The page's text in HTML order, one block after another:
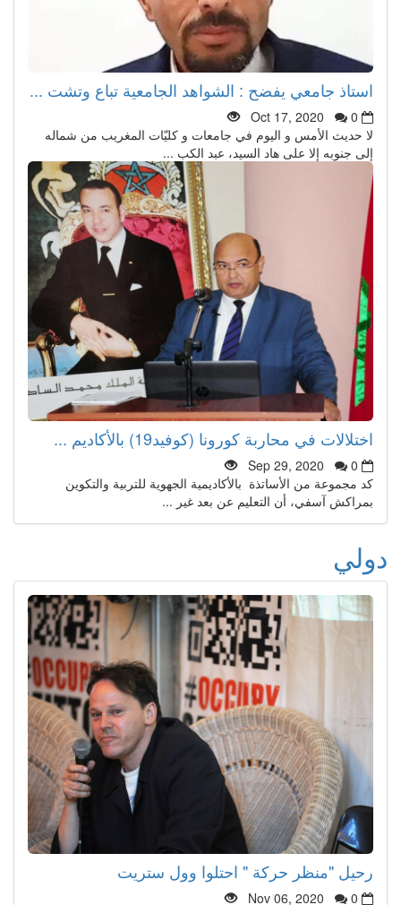
استاذ جامعي يفضح : الشواهد الجامعية تباع وتشت ...
Oct 17, 2020
0
لا حديث الأمس و اليوم في جامعات و كليّات المغريب من شماله
إلى جنوبه إلا على هاد السيد، عبد الكب ...
اختلالات في محاربة كورونا (كوفيد19) بالأكاديم ...
Sep 29, 2020
0
كد مجموعة من الأساتذة بالأكاديمية الجهوية للتربية والتكوين
بمراكش آسفي، أن التعليم عن بعد غير ...
دولي
رحيل "منظر حركة " احتلوا وول ستريت
Nov 06, 2020 0